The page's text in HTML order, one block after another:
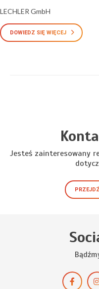
LECHLER GmbH
DOWIEDZ SIĘ WIĘCEJ
Jesteś zainteresowany